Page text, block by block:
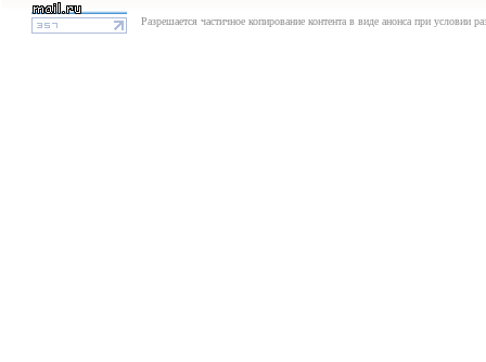
Разрешается частичное копирование контента в виде анонса при условии